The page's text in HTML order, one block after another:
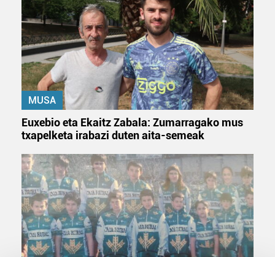
MUSA
Euxebio eta Ekaitz Zabala: Zumarragako mus
txapelketa irabazi duten aita-semeak